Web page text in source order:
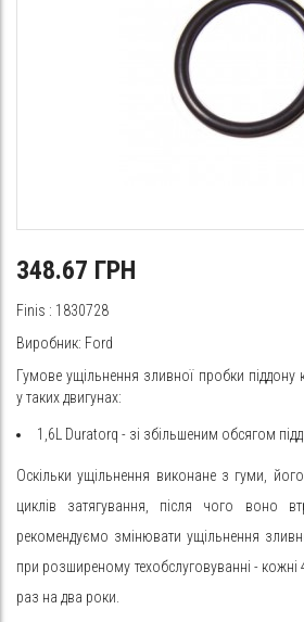
348.67 ГРН
Finis : 1830728
Виробник: Ford
Гумове ущільнення зливної пробки піддону
у таких двигунах:
1,6L Duratorq - зі збільшеним обсягом
Оскільки ущільнення виконане з гуми,
циклів затягування, після чого воно
рекомендуємо змінювати ущільнення
при розширеному техобслуговуванні - кожні
раз на два роки.